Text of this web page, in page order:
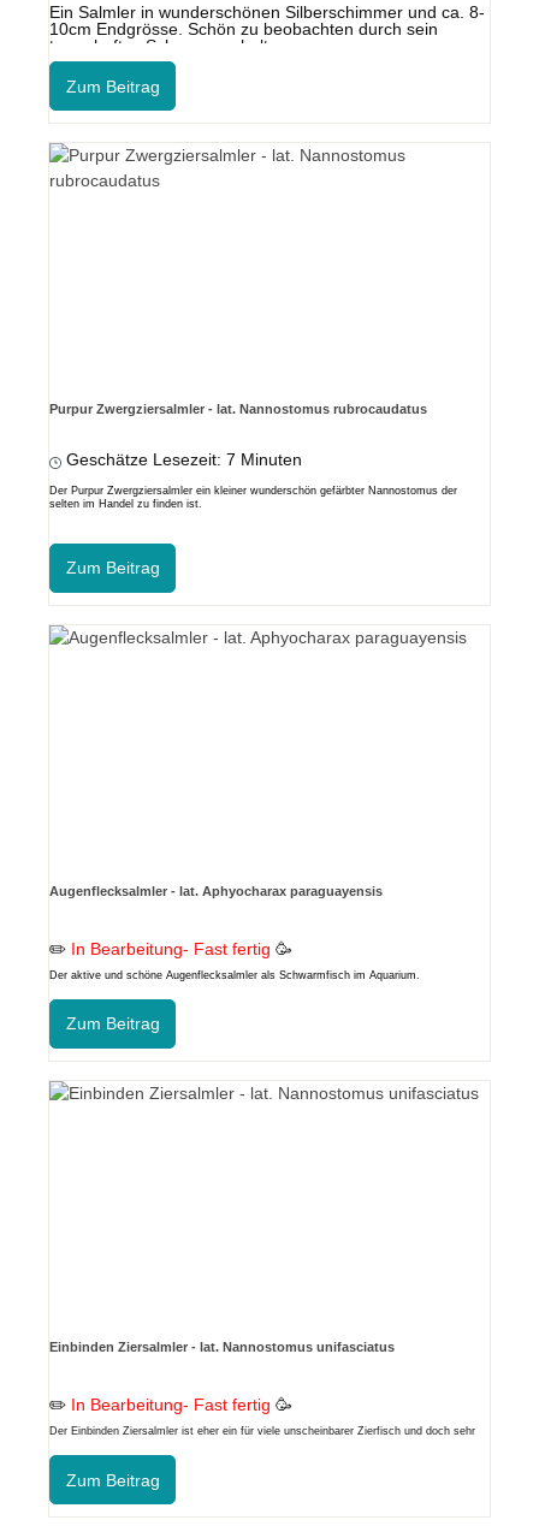
Ein Salmler in wunderschönen Silberschimmer und ca. 8-
10cm Endgrösse. Schön zu beobachten durch sein
traumhaftes Schwarmverhalten.
Zum Beitrag
Purpur Zwergziersalmler - lat. Nannostomus rubrocaudatus
Geschätze Lesezeit: 7 Minuten
Der Purpur Zwergziersalmler ein kleiner wunderschön gefärbter Nannostomus der
selten im Handel zu finden ist.
Zum Beitrag
Augenflecksalmler - lat. Aphyocharax paraguayensis
✏️ In Bearbeitung- Fast fertig 🥳
Der aktive und schöne Augenflecksalmler als Schwarmfisch im Aquarium.
Zum Beitrag
Einbinden Ziersalmler - lat. Nannostomus unifasciatus
✏️ In Bearbeitung- Fast fertig 🥳
Der Einbinden Ziersalmler ist eher ein für viele unscheinbarer Zierfisch und doch sehr
Zum Beitrag